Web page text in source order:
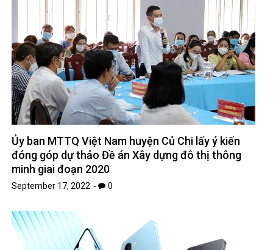
Ủy ban MTTQ Việt Nam huyện Củ Chi lấy ý kiến ​​
đóng góp dự thảo Đề án Xây dựng đô thị thông
minh giai đoạn 2020
September 17, 2022 0